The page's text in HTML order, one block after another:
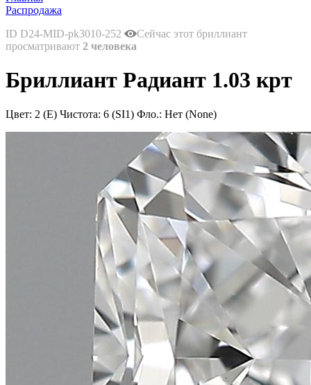
Распродажа
ID D24-MID-pk3010-252
Сейчас этот бриллиант
просматривают 2 человека
Бриллиант Радиант 1.03 крт
Цвет: 2 (E) Чистота: 6 (SI1) Фло.: Нет (None)